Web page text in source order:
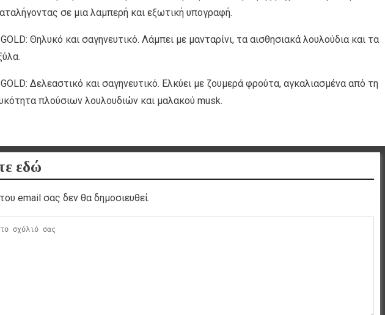
σε μια λαμπερή και εξωτική υπογραφή.
Θηλυκό και σαγηνευτικό. Λάμπει με μανταρίνι, τα αισθησιακά λουλούδια και τα
Δελεαστικό και σαγηνευτικό. Ελκύει με ζουμερά φρούτα, αγκαλιασμένα από τη
πλούσιων λουλουδιών και μαλακού musk.
εδώ
email σας δεν θα δημοσιευθεί.